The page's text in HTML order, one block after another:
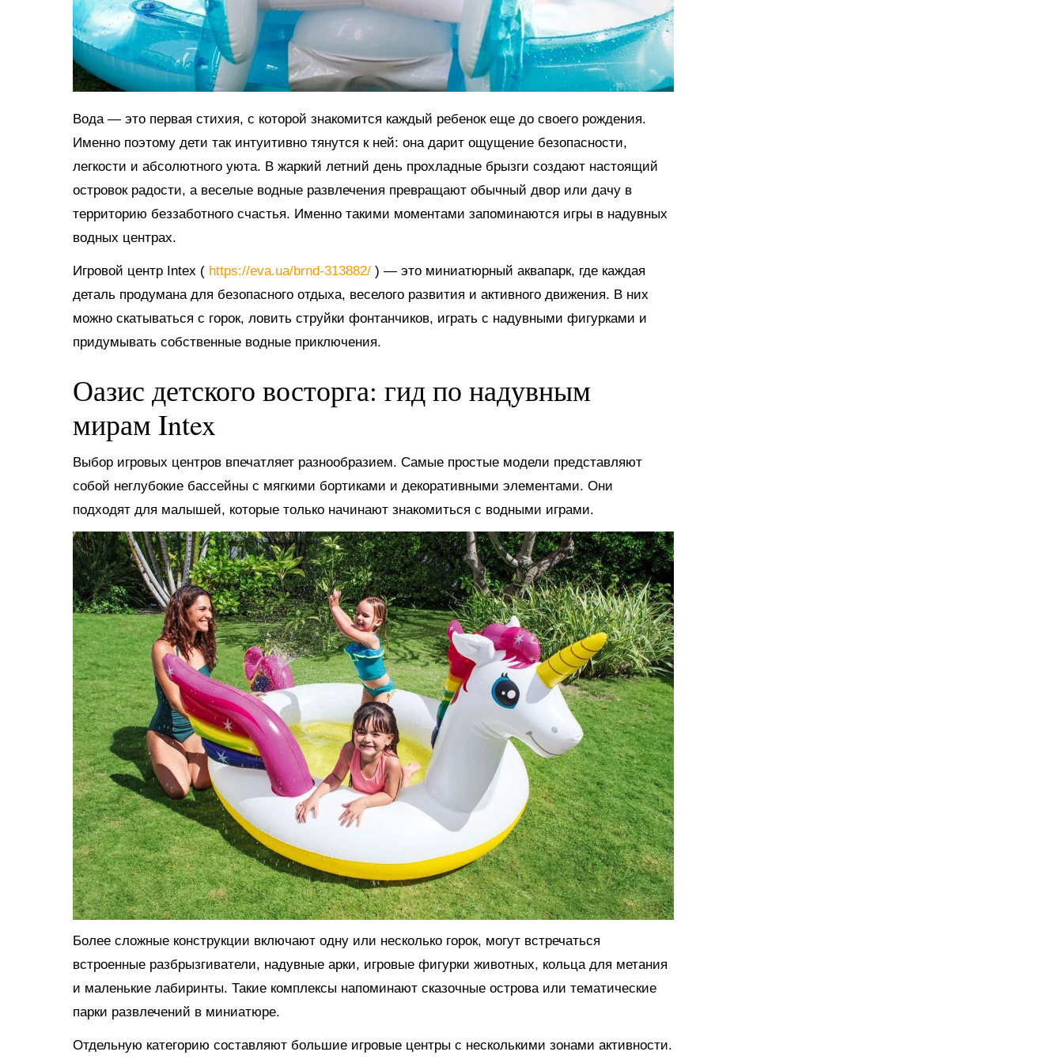
Вода — это первая стихия, с которой знакомится каждый ребенок еще до своего рождения.
Именно поэтому дети так интуитивно тянутся к ней: она дарит ощущение безопасности,
легкости и абсолютного уюта. В жаркий летний день прохладные брызги создают настоящий
островок радости, а веселые водные развлечения превращают обычный двор или дачу в
территорию беззаботного счастья. Именно такими моментами запоминаются игры в надувных
водных центрах.
Игровой центр Intex ( https://eva.ua/brnd-313882/ ) — это миниатюрный аквапарк, где каждая
деталь продумана для безопасного отдыха, веселого развития и активного движения. В них
можно скатываться с горок, ловить струйки фонтанчиков, играть с надувными фигурками и
придумывать собственные водные приключения.
Оазис детского восторга: гид по надувным
мирам Intex
Выбор игровых центров впечатляет разнообразием. Самые простые модели представляют
собой неглубокие бассейны с мягкими бортиками и декоративными элементами. Они
подходят для малышей, которые только начинают знакомиться с водными играми.
Более сложные конструкции включают одну или несколько горок, могут встречаться
встроенные разбрызгиватели, надувные арки, игровые фигурки животных, кольца для метания
и маленькие лабиринты. Такие комплексы напоминают сказочные острова или тематические
парки развлечений в миниатюре.
Отдельную категорию составляют большие игровые центры с несколькими зонами активности.